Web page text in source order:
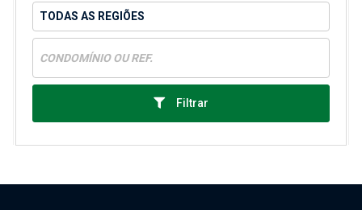
Filtrar